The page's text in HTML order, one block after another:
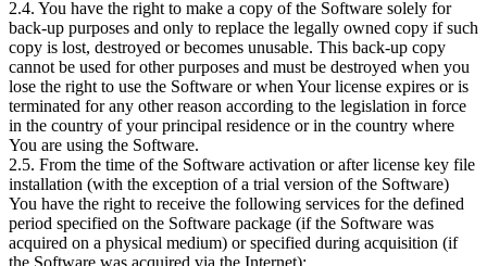
2.4. You have the right to make a copy of the Software solely for
back-up purposes and only to replace the legally owned copy if such
copy is lost, destroyed or becomes unusable. This back-up copy
cannot be used for other purposes and must be destroyed when you
lose the right to use the Software or when Your license expires or is
terminated for any other reason according to the legislation in force
in the country of your principal residence or in the country where
You are using the Software.
2.5. From the time of the Software activation or after license key file
installation (with the exception of a trial version of the Software)
You have the right to receive the following services for the defined
period specified on the Software package (if the Software was
acquired on a physical medium) or specified during acquisition (if
the Software was acquired via the Internet):